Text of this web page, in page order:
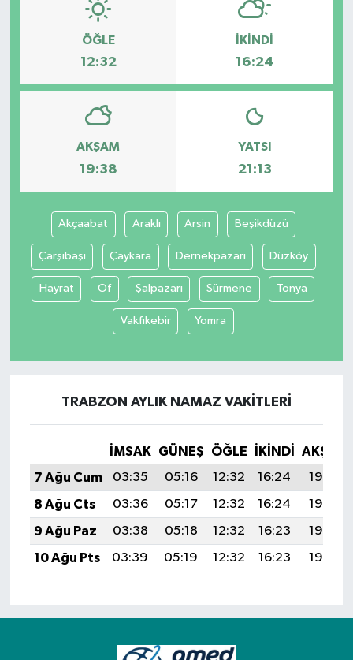
ÖĞLE
12:32
İKINDI
16:24
AKŞAM
19:38
YATSI
21:13
Akçaabat Araklı Arsin Beşikdüzü
Çarşıbaşı Çaykara Dernekpazarı Düzköy
Hayrat Of Şalpazarı Sürmene Tonya
Vakfıkebir Yomra
TRABZON AYLIK NAMAZ VAKITLERI
İMSAK GÜNEŞ ÖĞLE İKINDI
AKŞAM
7 Ağu Cum
03:35 05:16 12:32 16:24
19:38
8 Ağu Cts
03:36 05:17 12:32 16:24
19:37
9 Ağu Paz
03:38 05:18 12:32 16:23
19:36
10 Ağu Pts
03:39 05:19 12:32 16:23 19:35
Kültür & Sanat
Sağlık
Siyaset
Spor
Yaşam